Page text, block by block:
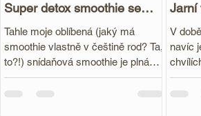
Super detox smoothie se
spirulinou
Tahle moje oblíbená (jaký má
smoothie vlastně v češtině rod? Ta,
to?!) snídaňová smoothie je plná
antioxidantů, vlákniny a vitamínů....
Jarní
V
navíc
vám...